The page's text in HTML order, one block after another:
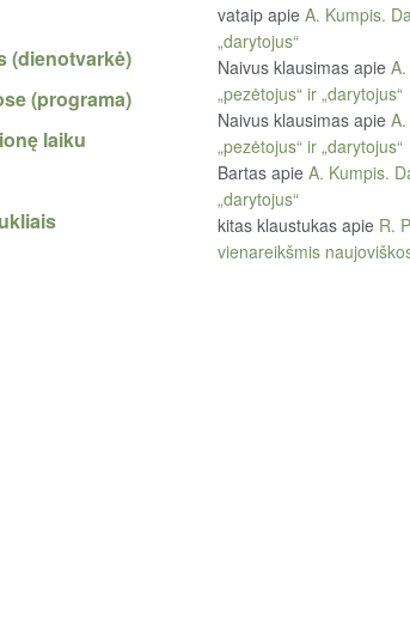
(dienotvarkė)
(programa)
laiku
vataip apie A. Kumpis.
„darytojus“
Naivus klausimas apie
„pezėtojus“ ir „darytojus“
Naivus klausimas apie
„pezėtojus“ ir „darytojus“
Bartas apie A. Kumpis.
„darytojus“
kitas klaustukas apie R.
vienareikšmis